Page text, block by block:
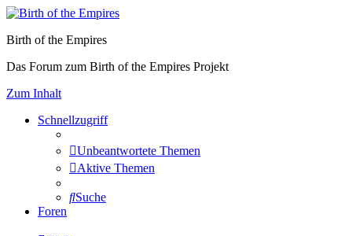
Birth of the Empires
Das Forum zum Birth of the Empires Projekt
Zum Inhalt
Schnellzugriff
Unbeantwortete Themen
Aktive Themen
Suche
Foren